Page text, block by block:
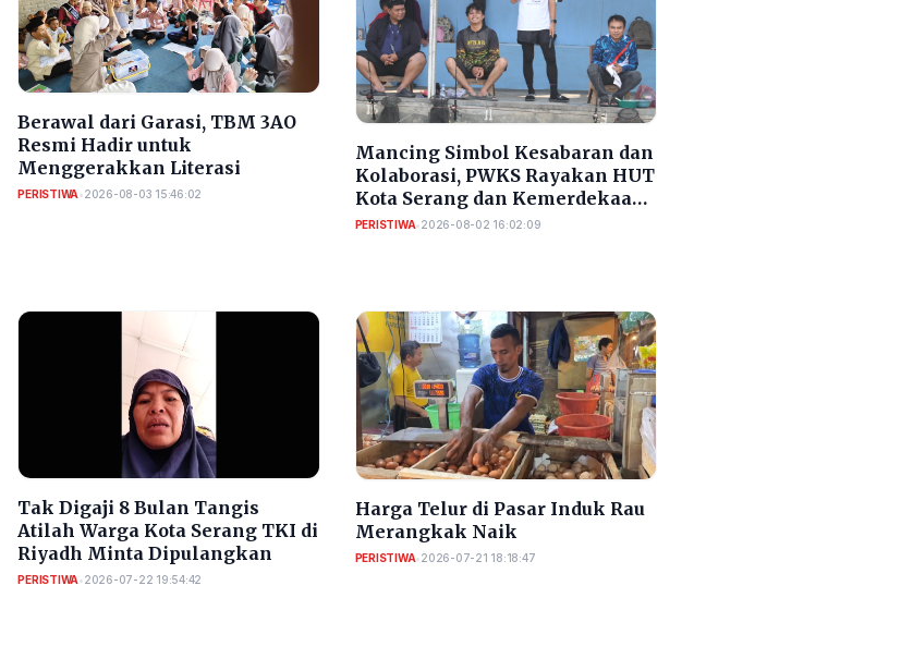
Berawal dari Garasi, TBM 3AO
Resmi Hadir untuk
Menggerakkan Literasi
PERISTIWA•2026-08-03 15:46:02
Mancing Simbol Kesabaran dan
Kolaborasi, PWKS Rayakan HUT
Kota Serang dan Kemerdekaan
RI
PERISTIWA•2026-08-02 16:02:09
​Tak Digaji 8 Bulan Tangis
Atilah Warga Kota Serang TKI di
Riyadh Minta Dipulangkan
PERISTIWA•2026-07-22 19:54:42
Harga Telur di Pasar Induk Rau
Merangkak Naik
PERISTIWA•2026-07-21 18:18:47